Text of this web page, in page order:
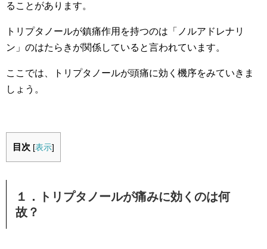
ることがあります。
トリプタノールが鎮痛作用を持つのは「ノルアドレナリ
ン」のはたらきが関係していると言われています。
ここでは、トリプタノールが頭痛に効く機序をみていきま
しょう。
目次 [表示]
１．トリプタノールが痛みに効くのは何
故？